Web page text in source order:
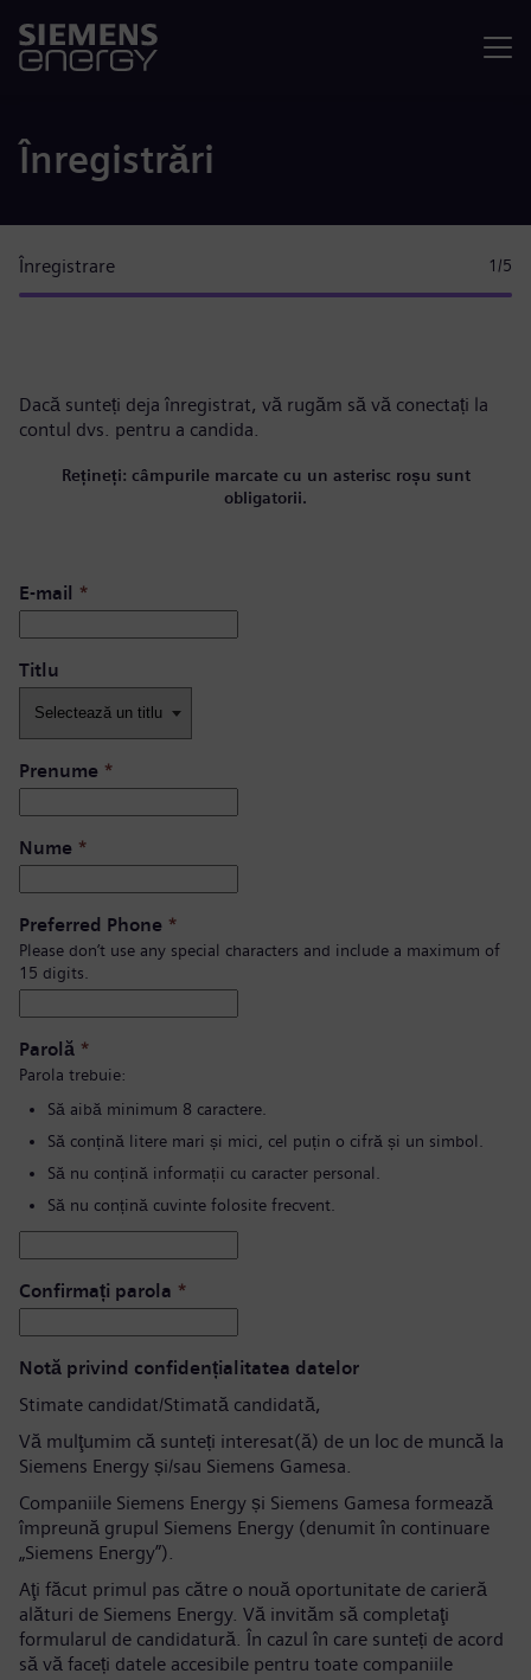
Înregistrări
Înregistrare 1 /5
Dacă sunteți deja înregistrat, vă rugăm să vă conectați la
contul dvs. pentru a candida.
Rețineți: câmpurile marcate cu un asterisc roșu sunt
obligatorii.
E-mail *
Titlu
Prenume *
Nume *
Preferred Phone *
Please don’t use any special characters and include a maximum of
15 digits.
Parolă *
Parola trebuie:
Să aibă minimum 8 caractere.
Să conțină litere mari și mici, cel puțin o cifră și un simbol.
Să nu conțină informații cu caracter personal.
Să nu conțină cuvinte folosite frecvent.
Confirmați parola *
Notă privind confidențialitatea datelor
Stimate candidat/Stimată candidată,
Vă mulţumim că sunteți interesat(ă) de un loc de muncă la
Siemens Energy și/sau Siemens Gamesa.
Companiile Siemens Energy și Siemens Gamesa formează
împreună grupul Siemens Energy (denumit în continuare
„Siemens Energy”).
Aţi făcut primul pas către o nouă oportunitate de carieră
alături de Siemens Energy. Vă invităm să completaţi
formularul de candidatură. În cazul în care sunteți de acord
să vă faceți datele accesibile pentru toate companiile